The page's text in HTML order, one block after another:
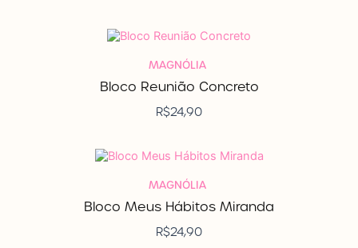
MAGNÓLIA
Bloco Reunião Concreto
R$24,90
MAGNÓLIA
Bloco Meus Hábitos Miranda
R$24,90